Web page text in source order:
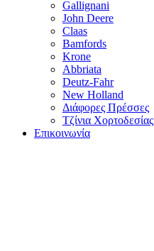
Gallignani
John Deere
Claas
Bamfords
Krone
Abbriata
Deutz-Fahr
New Holland
Διάφορες Πρέσσες
Τζίνια Χορτοδεσίας
Επικοινωνία